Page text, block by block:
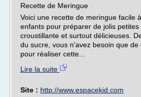
Recette de Meringue
Voici une recette de meringue facile
enfants pour préparer de jolis petites
croustillante et surtout délicieuses.
du sucre, vous n'avez besoin que
pour réaliser cette...
Lire la suite
Site : http://www.espacekid.com